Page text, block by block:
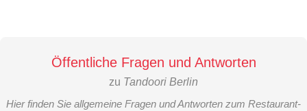
Öffentliche Fragen und Antworten
zu Tandoori Berlin
Hier finden Sie allgemeine Fragen und Antworten zum Restaurant-